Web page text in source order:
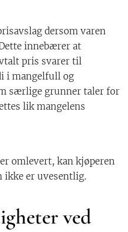
dersom varen
innebærer at
pris svarer til
i mangelfull og
særlige grunner taler for
lik mangelens
omlevert, kan kjøperen
ikke er uvesentlig.
ved